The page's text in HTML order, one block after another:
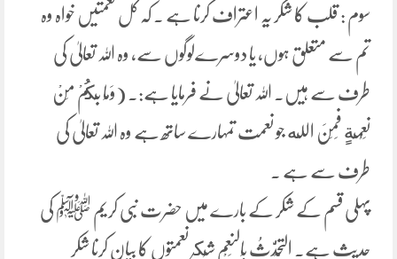
سوم : قلب کا شکر یہ اعتراف کرنا ہے ۔ کہ کل نعمتیں خواہ وہ
تم سے متعلق ہوں، یا دوسرےلوگوں سے، وہ اللہ تعالیٰ کی
طرف سے ہیں۔ اللہ تعالیٰ نے فرمایا ہے:۔ (وَمَا بِكُمْ مِنْ
نِعْمَةٍ فَمِنَ الله جو نعمت تمہارے ساتھ ہے وہ اللہ تعالیٰ کی
طرف سے ہے ۔
پہلی قسم کے شکر کے بارے میں حضرت نبی کریم ﷺ کی
حدیث ہے۔ التَّحَدُّثُ بِالنَعْمِ شُكر نعمتوں کا بیان کرنا شکر